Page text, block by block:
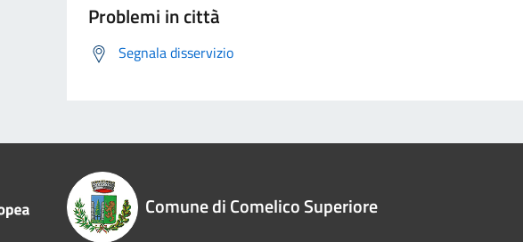
Problemi in città
Segnala disservizio
Comune di Comelico Superiore